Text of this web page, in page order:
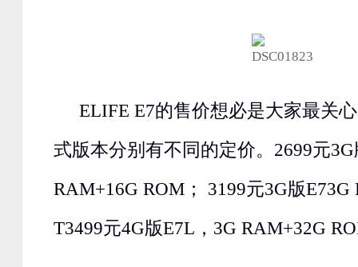
ELIFE E7的售价想必是大家最关
式版本分别有不同的定价。2699元3G
RAM+16G ROM； 3199元3G版
T3499元4G版E7L，3G RAM+32G